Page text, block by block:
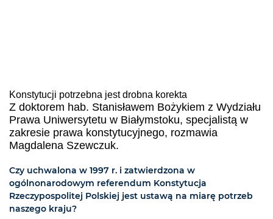
Konstytucji potrzebna jest drobna korekta
Z doktorem hab. Stanisławem Bożykiem z Wydziału
Prawa Uniwersytetu w Białymstoku, specjalistą w
zakresie prawa konstytucyjnego, rozmawia
Magdalena Szewczuk.
Czy uchwalona w 1997 r. i zatwierdzona w
ogólnonarodowym referendum Konstytucja
Rzeczypospolitej Polskiej jest ustawą na miarę potrzeb
naszego kraju?